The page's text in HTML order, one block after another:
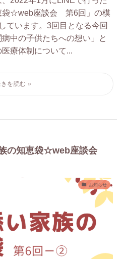
袋☆web座談会 第6回」の模
ています。3回目となる今回
中の子供たちへの想い」と
医療体制について...
の知恵袋☆web座談会
お知らせ